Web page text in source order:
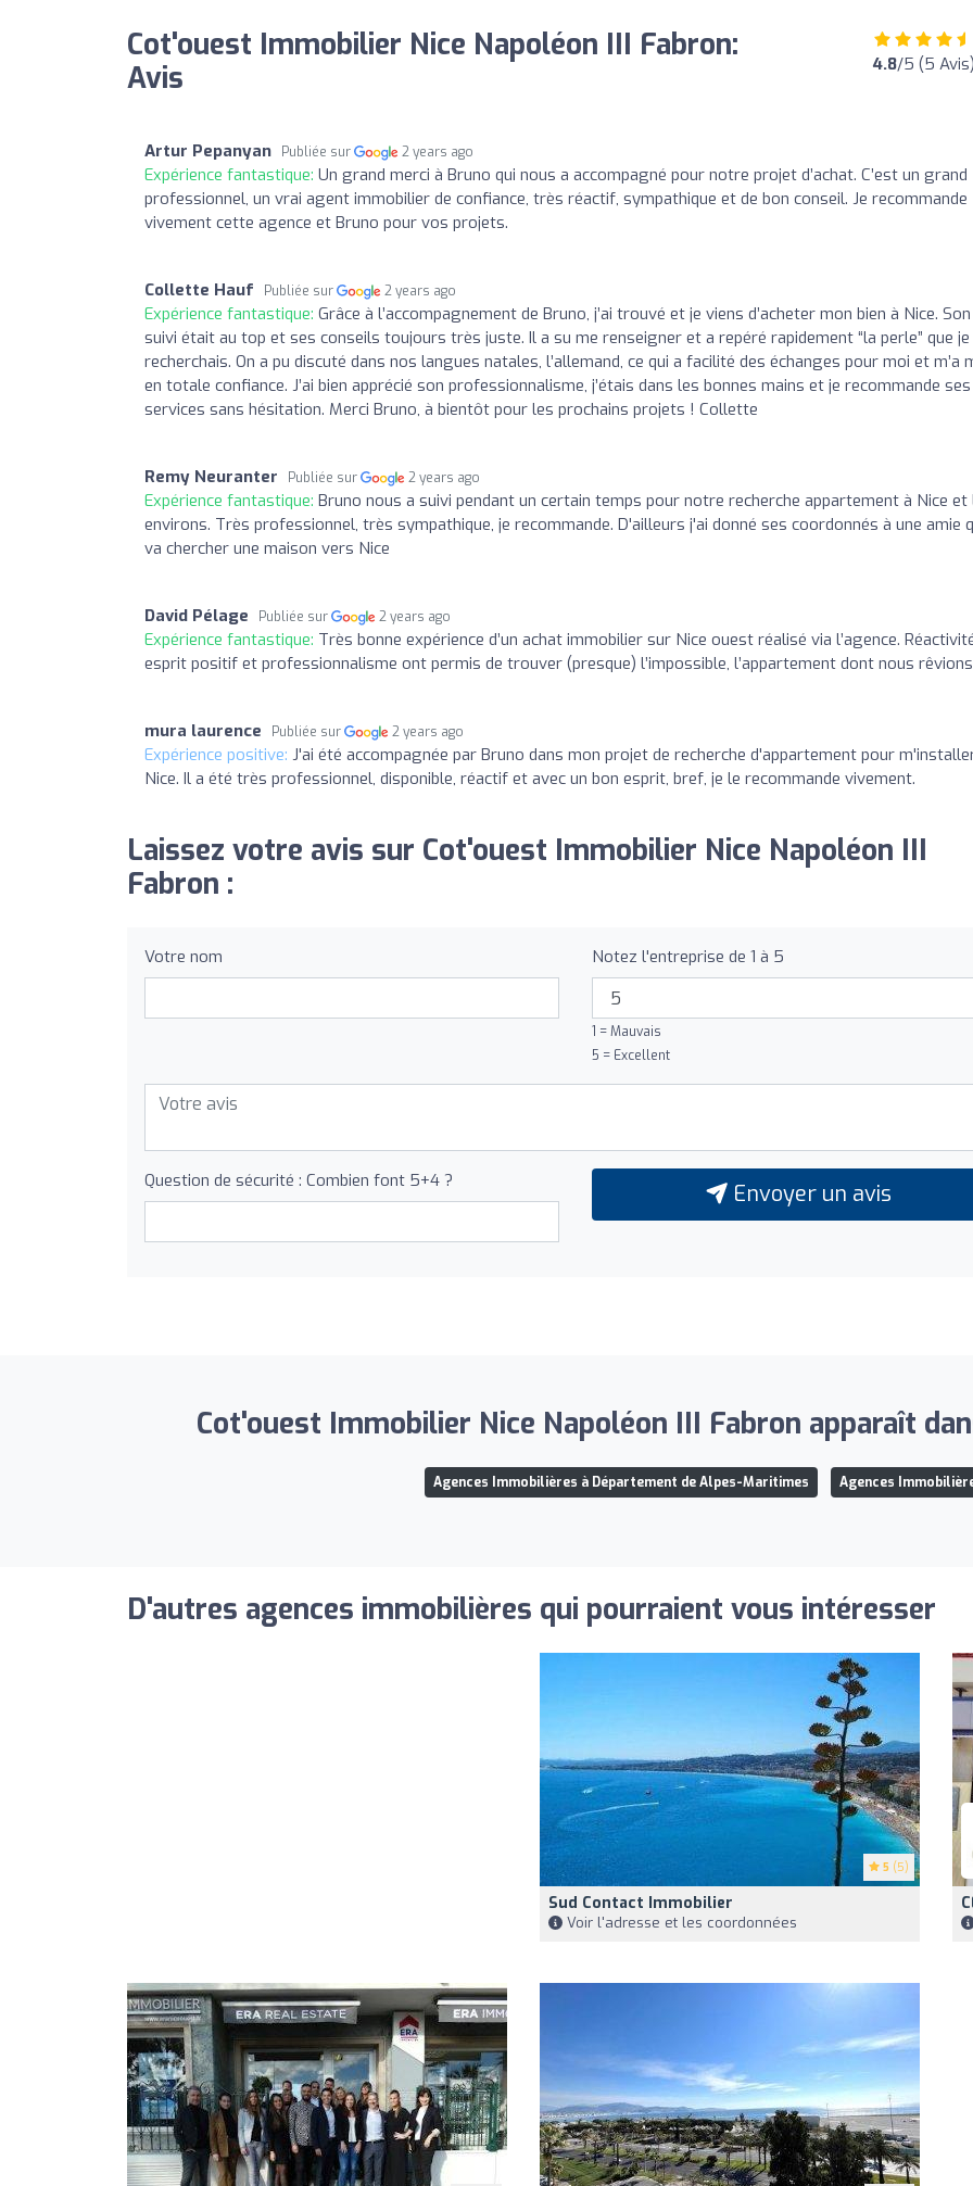
Cot'ouest Immobilier Nice Napoléon III Fabron:
Avis
4.8/5 (5 Avis)
Artur Pepanyan Publiée sur 2 years ago
Expérience fantastique: Un grand merci à Bruno qui nous a accompagné pour notre projet d’achat. C’est un grand
professionnel, un vrai agent immobilier de confiance, très réactif, sympathique et de bon conseil. Je recommande
vivement cette agence et Bruno pour vos projets.
Collette Hauf Publiée sur 2 years ago
Expérience fantastique: Grâce à l’accompagnement de Bruno, j’ai trouvé et je viens d’acheter mon bien à Nice. Son
suivi était au top et ses conseils toujours très juste. Il a su me renseigner et a repéré rapidement “la perle” que je
recherchais. On a pu discuté dans nos langues natales, l’allemand, ce qui a facilité des échanges pour moi et m’a
en totale confiance. J’ai bien apprécié son professionnalisme, j’étais dans les bonnes mains et je recommande ses
services sans hésitation. Merci Bruno, à bientôt pour les prochains projets ! Collette
Remy Neuranter Publiée sur 2 years ago
Expérience fantastique: Bruno nous a suivi pendant un certain temps pour notre recherche appartement à Nice et
environs. Très professionnel, très sympathique, je recommande. D'ailleurs j'ai donné ses coordonnés à une amie
va chercher une maison vers Nice
David Pélage Publiée sur 2 years ago
Expérience fantastique: Très bonne expérience d’un achat immobilier sur Nice ouest réalisé via l’agence.
esprit positif et professionnalisme ont permis de trouver (presque) l’impossible, l’appartement dont nous
mura laurence Publiée sur 2 years ago
Expérience positive: J'ai été accompagnée par Bruno dans mon projet de recherche d'appartement pour
Nice. Il a été très professionnel, disponible, réactif et avec un bon esprit, bref, je le recommande vivement.
Laissez votre avis sur Cot'ouest Immobilier Nice Napoléon III
Fabron :
Votre nom Notez l'entreprise de 1 à 5
1 = Mauvais
5 = Excellent
Question de sécurité : Combien font 5+4 ? Envoyer un avis
Cot'ouest Immobilier Nice Napoléon III Fabron apparaît
Agences Immobilières à Département de Alpes-Maritimes Agences
D'autres agences immobilières qui pourraient vous intéresser
5 (5)
Sud Contact Immobilier
Voir l'adresse et les coordonnées